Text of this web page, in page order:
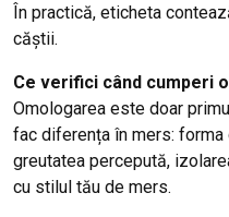
În practică, eticheta
căștii.
Ce verifici când cumperi
Omologarea este doar
fac diferența în mers:
greutatea percepută,
cu stilul tău de mers.